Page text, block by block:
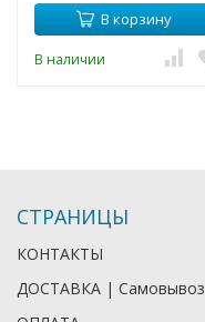
В корзину
В наличии
СТРАНИЦЫ
КОНТАКТЫ
ДОСТАВКА | Самовывоз